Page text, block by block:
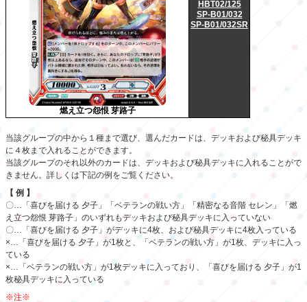
燃え立つ怨恨 芽路子
HBT02/125
SP-B01/032
SP-B01/032SR
当該グループの中から１種まで選び、選んだカードは、デッキおよび秘具デッキ
に４枚まで入れることができます。
当該グループのそれ以外のカードは、デッキおよび秘具デッキに入れることがで
きません。詳しくは下記の例をご覧ください。
【 例 】
〇…「喜びを届ける 夕子」「ベテランの戦い方」「精密なる音階 セレン」「燃
え立つ怨恨 芽路子」のいずれもデッキおよび秘具デッキに入っていない
〇…「喜びを届ける 夕子」がデッキに4枚、および秘具デッキに4枚入っている
×…「喜びを届ける 夕子」が1枚と、「ベテランの戦い方」が1枚、デッキに入っ
ている
×…「ベテランの戦い方」が1枚デッキに入っており、「喜びを届ける 夕子」が1
枚秘具デッキに入っている
※注※